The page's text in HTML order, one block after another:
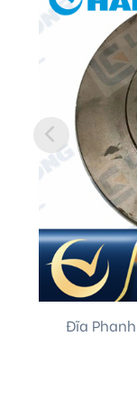
Đĩa